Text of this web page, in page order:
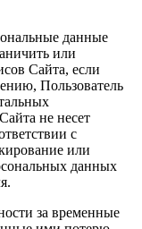
данные
или
Сайта, если
Пользователь
не несет
с
или
данных
за временные